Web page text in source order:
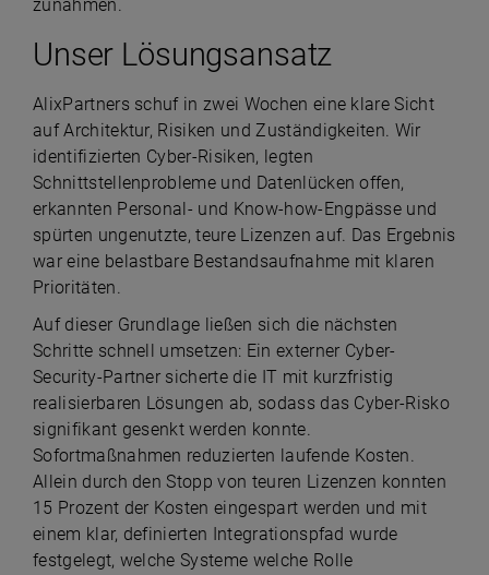
zunahmen.
Unser Lösungsansatz
AlixPartners schuf in zwei Wochen eine klare Sicht
auf Architektur, Risiken und Zuständigkeiten. Wir
identifizierten Cyber-Risiken, legten
Schnittstellenprobleme und Datenlücken offen,
erkannten Personal- und Know-how-Engpässe und
spürten ungenutzte, teure Lizenzen auf. Das Ergebnis
war eine belastbare Bestandsaufnahme mit klaren
Prioritäten.
Auf dieser Grundlage ließen sich die nächsten
Schritte schnell umsetzen: Ein externer Cyber-
Security-Partner sicherte die IT mit kurzfristig
realisierbaren Lösungen ab, sodass das Cyber-Risko
signifikant gesenkt werden konnte.
Sofortmaßnahmen reduzierten laufende Kosten.
Allein durch den Stopp von teuren Lizenzen konnten
15 Prozent der Kosten eingespart werden und mit
einem klar, definierten Integrationspfad wurde
festgelegt, welche Systeme welche Rolle